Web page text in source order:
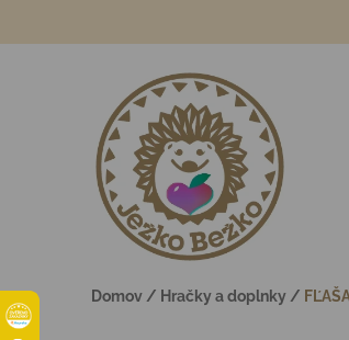
Domov / Hračky a doplnky /